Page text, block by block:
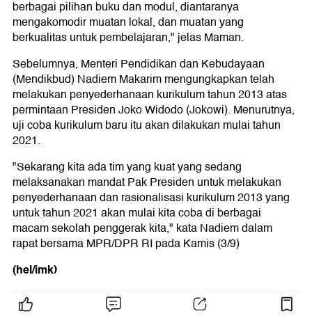
berbagai pilihan buku dan modul, diantaranya
mengakomodir muatan lokal, dan muatan yang
berkualitas untuk pembelajaran," jelas Maman.
Sebelumnya, Menteri Pendidikan dan Kebudayaan
(Mendikbud) Nadiem Makarim mengungkapkan telah
melakukan penyederhanaan kurikulum tahun 2013 atas
permintaan Presiden Joko Widodo (Jokowi). Menurutnya,
uji coba kurikulum baru itu akan dilakukan mulai tahun
2021.
"Sekarang kita ada tim yang kuat yang sedang
melaksanakan mandat Pak Presiden untuk melakukan
penyederhanaan dan rasionalisasi kurikulum 2013 yang
untuk tahun 2021 akan mulai kita coba di berbagai
macam sekolah penggerak kita," kata Nadiem dalam
rapat bersama MPR/DPR RI pada Kamis (3/9)
(hel/imk)